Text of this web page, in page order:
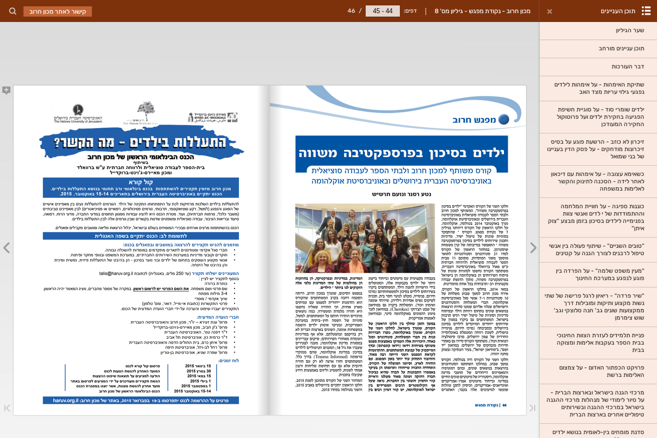
מכון חרוב - נקודת מפגש - גיליון מס' 8 דפים: /
46 קישור לאתר מכון חרוב תוכן העניינים
שער הגיליון
תוכן עניינים מורחב
דבר העורכות
שתיקת האימהות - על אימהות לילדים
נפגעי גילוי עריות מצד האב
ילדים שומרי סוד - על סוגיית חשיפת
הפגיעה בחקירת ילדים ועל פרוטוקול
החקירה המעודכן
זיכרון לא כוזב - הרשעת פוגע על בסיס
זיכרונות מודחקים - על פסק הדין בעניינו
של בני שמואל
כשאימא עצובה - על אימהות עם דיכאון
לאחר לידה - הסכנה לתינוק והקשר
לאלימות במשפחה
כוננות ספיגה - על חוויית המלחמה
וההתמודדות של י לדים ואנשי צוות
בפנימייה לילדים בסיכון בזמן מבצע "צוק
איתן"
"טובים השניים" - שיתוף פעולה בין אנשי
טיפול לרבנים לצורך הגנה על קטינים
"מעין משפט שלמה" - על הפרדה בין
פוגע לנפגע במערכת החינוך
"שיר פרדה" - ריאיון לרגל פרישה של שתי
נשות מקצוע ותיקות ומובילות דרך
ממקצועות שונים גב' חנה סלוצקי וגב'
שוש צימרמן
פניית תלמידים לעזרת הצוות החינוכי
בבית הספר בעקבות אלימות ומצוקה
בבית
פרויקט הכפתור האדום - על צמצום
האלימות ברשת
מרכזי הגנה בישראל ובארצות הברית -
על סיור לימודי של מנהלות מרכזי ההגנה
בישראל במרכזי ההגנה ובשירותים
טיפוליים אחרים בארצות הברית
סדנת מומחים בין-לאומית בנושא ילדים